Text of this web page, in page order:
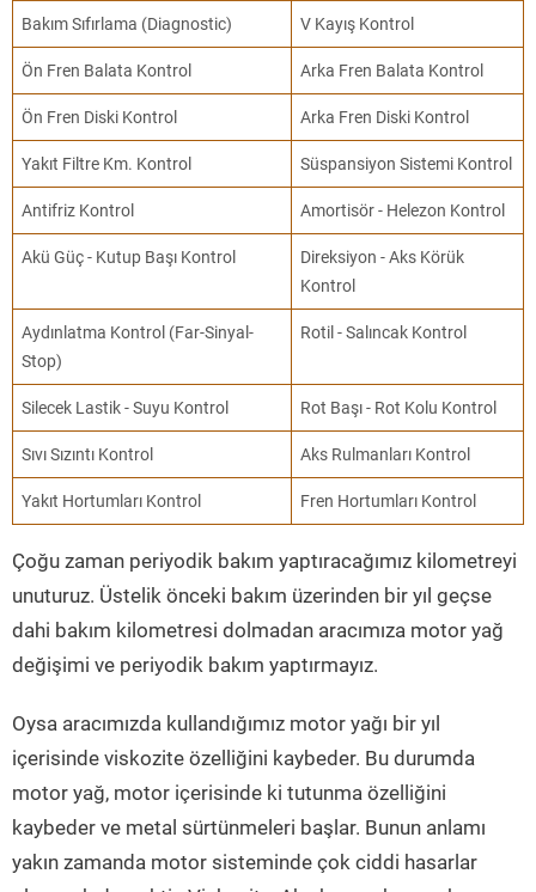
Bakım Sıfırlama (Diagnostic) V Kayış Kontrol
Ön Fren Balata Kontrol Arka Fren Balata Kontrol
Ön Fren Diski Kontrol Arka Fren Diski Kontrol
Yakıt Filtre Km. Kontrol Süspansiyon Sistemi Kontrol
Antifriz Kontrol Amortisör - Helezon Kontrol
Akü Güç - Kutup Başı Kontrol
Direksiyon - Aks Körük
Kontrol
Aydınlatma Kontrol (Far-Sinyal-
Stop)
Rotil - Salıncak Kontrol
Silecek Lastik - Suyu Kontrol Rot Başı - Rot Kolu Kontrol
Sıvı Sızıntı Kontrol Aks Rulmanları Kontrol
Yakıt Hortumları Kontrol Fren Hortumları Kontrol
Çoğu zaman periyodik bakım yaptıracağımız kilometreyi
unuturuz. Üstelik önceki bakım üzerinden bir yıl geçse
dahi bakım kilometresi dolmadan aracımıza motor yağ
değişimi ve periyodik bakım yaptırmayız.
Oysa aracımızda kullandığımız motor yağı bir yıl
içerisinde viskozite özelliğini kaybeder. Bu durumda
motor yağ, motor içerisinde ki tutunma özelliğini
kaybeder ve metal sürtünmeleri başlar. Bunun anlamı
yakın zamanda motor sisteminde çok ciddi hasarlar